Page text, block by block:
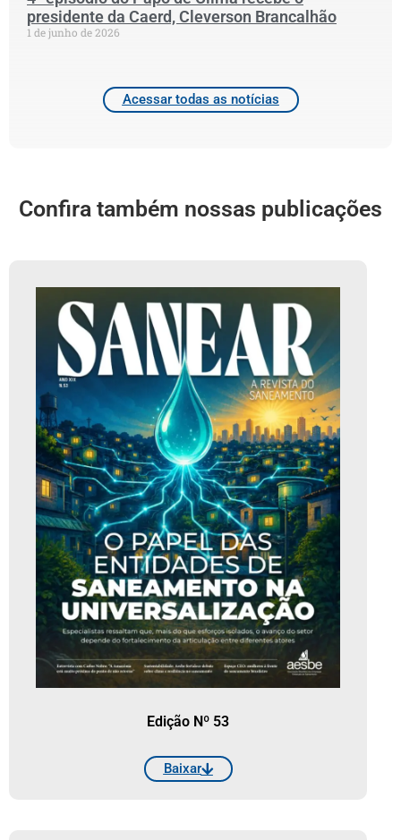
presidente da Caerd, Cleverson Brancalhão
1 de junho de 2026
Acessar todas as notícias
Confira também nossas publicações
Edição Nº 53
Baixar